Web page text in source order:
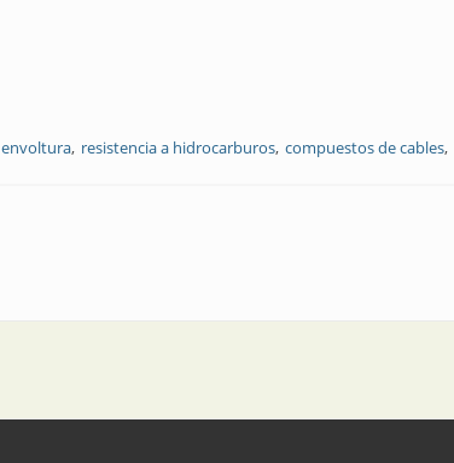
envoltura resistencia a hidrocarburos compuestos de cables